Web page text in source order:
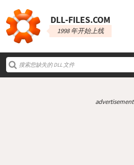
DLL‑FILES.COM
1998 年开始上线
advertisement